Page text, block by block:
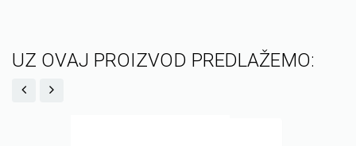
UZ OVAJ PROIZVOD PREDLAŽEMO: